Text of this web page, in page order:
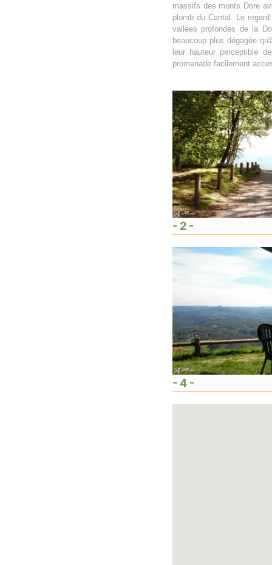
massifs des monts Dore
plomb du Cantal. Le
vallées profondes de la
beaucoup plus dégagée
leur hauteur perceptible
promenade facilement
- 2 -
- 4 -